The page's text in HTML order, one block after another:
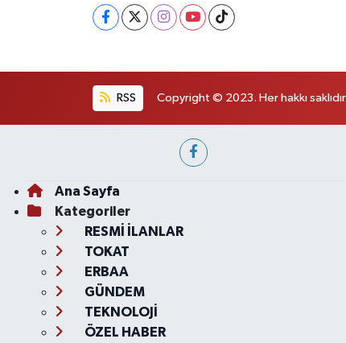
RSS Copyright © 2023. Her hakkı
Ana Sayfa
Kategoriler
RESMİ İLANLAR
TOKAT
ERBAA
GÜNDEM
TEKNOLOJİ
ÖZEL HABER